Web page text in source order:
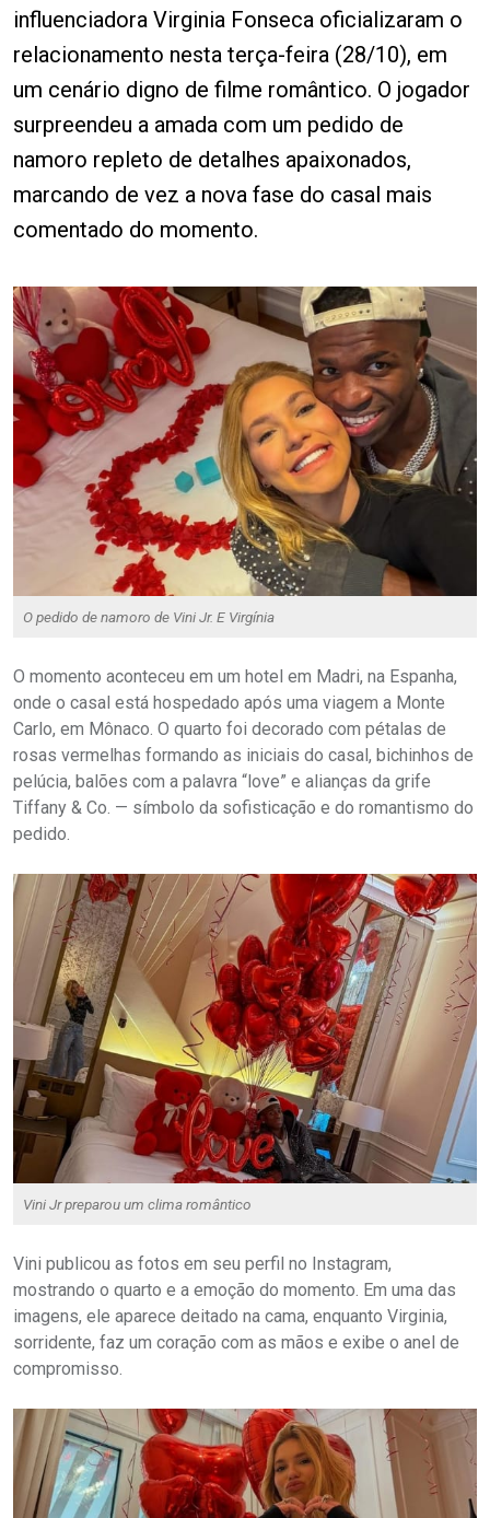
influenciadora Virginia Fonseca oficializaram o
relacionamento nesta terça-feira (28/10), em
um cenário digno de filme romântico. O jogador
surpreendeu a amada com um pedido de
namoro repleto de detalhes apaixonados,
marcando de vez a nova fase do casal mais
comentado do momento.
O pedido de namoro de Vini Jr. E Virgínia
O momento aconteceu em um hotel em Madri, na Espanha,
onde o casal está hospedado após uma viagem a Monte
Carlo, em Mônaco. O quarto foi decorado com pétalas de
rosas vermelhas formando as iniciais do casal, bichinhos de
pelúcia, balões com a palavra “love” e alianças da grife
Tiffany & Co. — símbolo da sofisticação e do romantismo do
pedido.
Vini Jr preparou um clima romântico
Vini publicou as fotos em seu perfil no Instagram,
mostrando o quarto e a emoção do momento. Em uma das
imagens, ele aparece deitado na cama, enquanto Virginia,
sorridente, faz um coração com as mãos e exibe o anel de
compromisso.